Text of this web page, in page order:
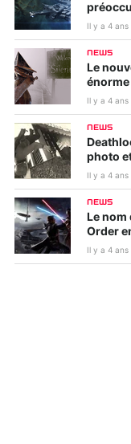
Il y a 4 ans
NEWS
Le
énorme
Il y a 4 ans
NEWS
photo
Il y a 4 ans
NEWS
Le nom
Order
Il y a 4 ans